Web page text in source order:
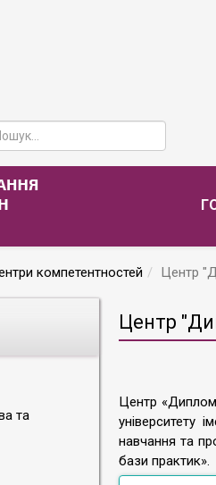
компетентностей Центр
та
Центр
Центр
університету
навчання та
бази практик».